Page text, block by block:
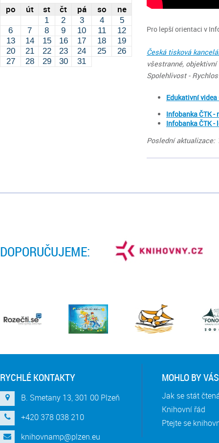
Pro lepší orientaci v
Česká tisková
všestranné,
Spolehlivost -
Edukativní videa
Infobanka ČTK
Infobanka ČTK
Poslední aktualizace:
po út st čt pá so ne
1 2 3 4
5
6
7 8 9 10 11
12
13
14 15 16 17 18
19
20
21 22 23 24 25
26
27
28 29 30 31
DOPORUČUJEME:
RYCHLÉ KONTAKTY
B. Smetany 13, 301 00 Plzeň
+420 378 038 210
knihovnamp@plzen.eu
MOHLO BY
Jak se stát
Knihovní řád
Ptejte se